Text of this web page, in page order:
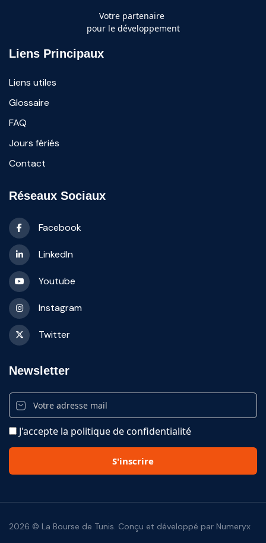
Votre partenaire
pour le développement
Liens Principaux
Liens utiles
Glossaire
FAQ
Jours fériés
Contact
Réseaux Sociaux
Facebook
LinkedIn
Youtube
Instagram
Twitter
Newsletter
J'accepte la politique de confidentialité
2026 © La Bourse de Tunis. Conçu et développé par Numeryx